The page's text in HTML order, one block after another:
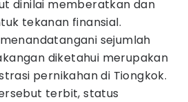
dinilai memberatkan dan
tekanan finansial.
sejumlah
diketahui merupakan
pernikahan di Tiongkok.
terbit, status